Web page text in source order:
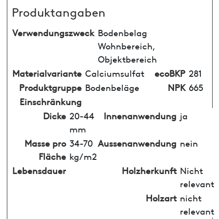
Produktangaben
Verwendungszweck Bodenbelag
Wohnbereich,
Objektbereich
Materialvariante Calciumsulfat ecoBKP 281
Produktgruppe Bodenbeläge NPK 665
Einschränkung
Dicke 20-44
mm
Innenanwendung ja
Masse pro
Fläche
34-70
kg/m2
Aussenanwendung nein
Lebensdauer Holzherkunft Nicht
relevant
Holzart nicht
relevant